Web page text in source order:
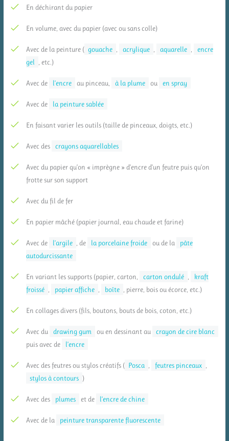
En déchirant du papier
En volume, avec du papier (avec ou sans colle)
Avec de la peinture ( gouache acrylique aquarelle
encre
gel
, etc.)
Avec de l’encre au pinceau, à la plume ou en spray
Avec de la peinture sablée
En faisant varier les outils (taille de pinceaux, doigts, etc.)
Avec des crayons aquarellables
Avec du papier qu’on « imprègne » d’encre d’un feutre puis qu’on
frotte sur son support
Avec du fil de fer
En papier mâché (papier journal, eau chaude et farine)
Avec de l’argile , de la porcelaine froide ou de la
pâte
autodurcissante
En variant les supports (papier, carton, carton ondulé
kraft
froissé
papier affiche boîte , pierre, bois ou écorce, etc.)
En collages divers (fils, boutons, bouts de bois, coton, etc.)
Avec du drawing gum ou en dessinant au
crayon de cire blanc
puis avec de
l’encre
Avec des feutres ou stylos créatifs ( Posca feutres pinceaux
stylos à contours )
Avec des plumes et de l’encre de chine
Avec de la peinture transparente fluorescente